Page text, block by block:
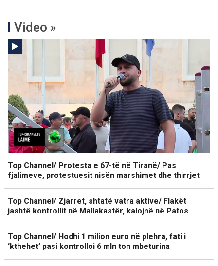
Video »
Top Channel/ Protesta e 67-të në Tiranë/ Pas
fjalimeve, protestuesit nisën marshimet dhe thirrjet
Top Channel/ Zjarret, shtatë vatra aktive/ Flakët
jashtë kontrollit në Mallakastër, kalojnë në Patos
Top Channel/ Hodhi 1 milion euro në plehra, fati i
‘kthehet’ pasi kontrolloi 6 mln ton mbeturina